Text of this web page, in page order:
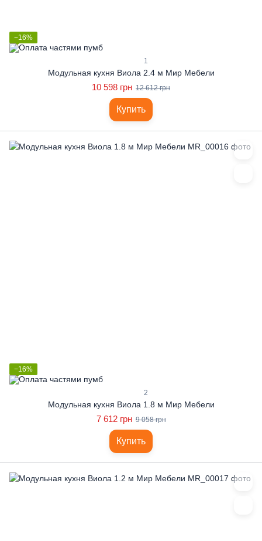
−16%
1
Модульная кухня Виола 2.4 м Мир Мебели
10 598 грн 12 612 грн
Купить
−16%
2
Модульная кухня Виола 1.8 м Мир Мебели
7 612 грн 9 058 грн
Купить